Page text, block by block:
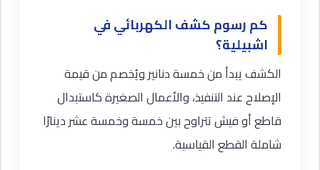
كم رسوم كشف الكهربائي في
اشبيلية؟
الكشف يبدأ من خمسة دنانير ويُخصم من قيمة
الإصلاح عند التنفيذ، والأعمال الصغيرة كاستبدال
قاطع أو فيش تتراوح بين خمسة وخمسة عشر دينارًا
شاملة القطع القياسية.